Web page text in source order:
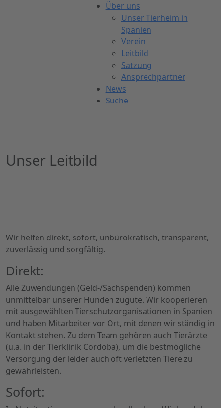
Über uns
Unser Tierheim in
Spanien
Verein
Leitbild
Satzung
Ansprechpartner
News
Suche
Unser Leitbild
Wir helfen direkt, sofort, unbürokratisch, transparent,
zuverlässig und sorgfältig.
Direkt:
Alle Zuwendungen (Geld-/Sachspenden) kommen
unmittelbar unserer Hunden zugute. Wir kooperieren
mit ausgewählten Tierschutzorganisationen in Spanien
und haben Mitarbeiter vor Ort, mit denen wir ständig in
Kontakt stehen. Zu dem Team gehören auch Tierärzte
(u.a. in der Tierklinik Cordoba), um die bestmögliche
Versorgung der leider auch oft verletzten Tiere zu
gewährleisten.
Sofort: